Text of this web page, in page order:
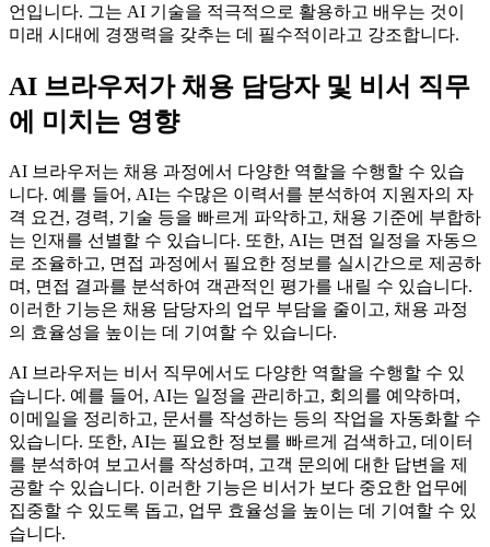
언입니다. 그는 AI 기술을 적극적으로 활용하고 배우는 것이
미래 시대에 경쟁력을 갖추는 데 필수적이라고 강조합니다.
AI 브라우저가 채용 담당자 및 비서 직무
에 미치는 영향
AI 브라우저는 채용 과정에서 다양한 역할을 수행할 수 있습
니다. 예를 들어, AI는 수많은 이력서를 분석하여 지원자의 자
격 요건, 경력, 기술 등을 빠르게 파악하고, 채용 기준에 부합하
는 인재를 선별할 수 있습니다. 또한, AI는 면접 일정을 자동으
로 조율하고, 면접 과정에서 필요한 정보를 실시간으로 제공하
며, 면접 결과를 분석하여 객관적인 평가를 내릴 수 있습니다.
이러한 기능은 채용 담당자의 업무 부담을 줄이고, 채용 과정
의 효율성을 높이는 데 기여할 수 있습니다.
AI 브라우저는 비서 직무에서도 다양한 역할을 수행할 수 있
습니다. 예를 들어, AI는 일정을 관리하고, 회의를 예약하며,
이메일을 정리하고, 문서를 작성하는 등의 작업을 자동화할 수
있습니다. 또한, AI는 필요한 정보를 빠르게 검색하고, 데이터
를 분석하여 보고서를 작성하며, 고객 문의에 대한 답변을 제
공할 수 있습니다. 이러한 기능은 비서가 보다 중요한 업무에
집중할 수 있도록 돕고, 업무 효율성을 높이는 데 기여할 수 있
습니다.